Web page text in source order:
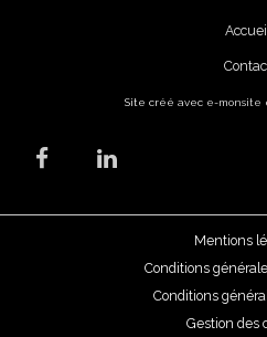
Site créé avec e-monsite
Mentions
Conditions
Conditions
Gestion des